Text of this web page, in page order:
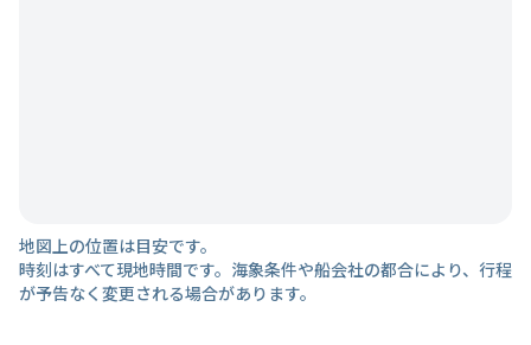
地図上の位置は目安です。
時刻はすべて現地時間です。海象条件や船会社の都合により、行程
が予告なく変更される場合があります。